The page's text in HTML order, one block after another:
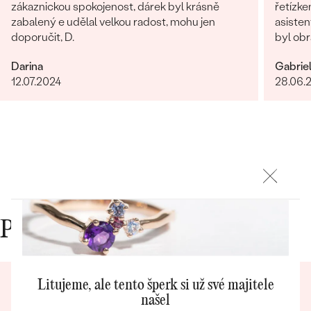
PROHLÉDNOUT
PODLE TVARU KAMENE
DIAMANTY
Personalizované
přívěsky
Nejprodávanější
zákaznickou spokojenost, dárek byl krásně
zabalený e udělal velkou radost, mohu jen
doporučit, D.
Darina
12.07.2024
byl
je
Proč nakupovat v Eppi
Litujeme, ale tento šperk si už své majitele
našel